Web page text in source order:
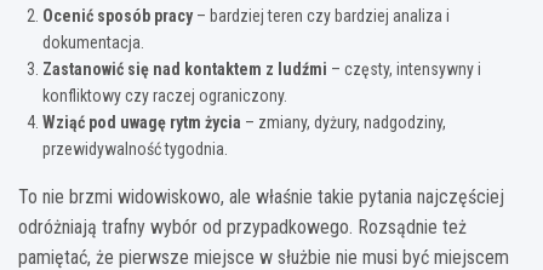
Ocenić sposób pracy– bardziej teren czy bardziej analiza i
dokumentacja.
Zastanowić się nad kontaktem z ludźmi – częsty, intensywny i
konfliktowy czy raczej ograniczony.
Wziąć pod uwagę rytm życia – zmiany, dyżury, nadgodziny,
przewidywalność tygodnia.
To nie brzmi widowiskowo, ale właśnie takie pytania najczęściej
odróżniają trafny wybór od przypadkowego. Rozsądnie też
pamiętać, że pierwsze miejsce w służbie nie musi być miejscem